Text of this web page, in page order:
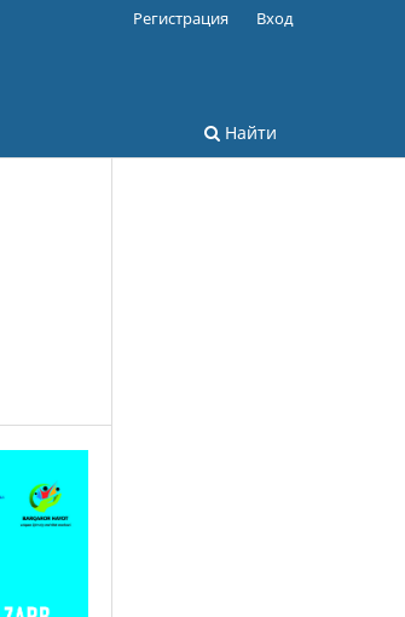
Найти
Регистрация Вход